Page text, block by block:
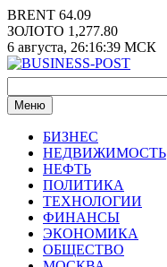
Перейти
к
содержимому
BRENT 64.09
ЗОЛОТО 1,277.80
6 августа, 26:16:40 МСК
Меню
БИЗНЕС
НЕДВИЖИМОСТЬ
НЕФТЬ
ПОЛИТИКА
ТЕХНОЛОГИИ
ФИНАНСЫ
ЭКОНОМИКА
ОБЩЕСТВО